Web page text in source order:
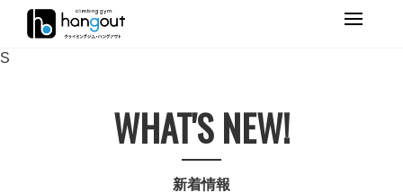
Primary
S
WHAT'S NEW!
新着情報